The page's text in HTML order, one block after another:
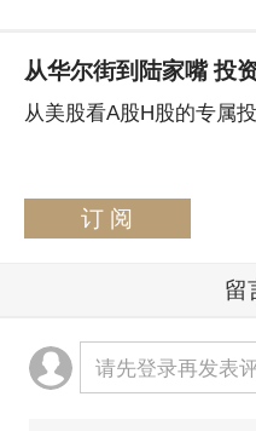
从华尔街到陆家嘴 投
从美股看A股H股的专属
订 阅
留
请先登录再发表